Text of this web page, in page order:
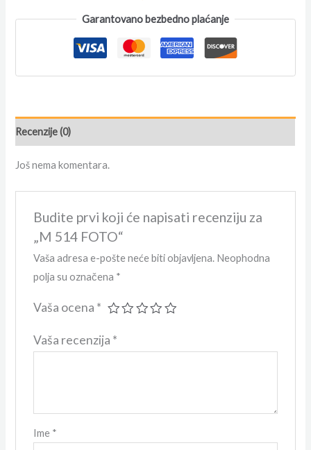
Garantovano bezbedno plaćanje
Recenzije (0)
Još nema komentara.
Budite prvi koji će napisati recenziju za
„M 514 FOTO“
Vaša adresa e-pošte neće biti objavljena. Neophodna
polja su označena *
Vaša ocena *
Vaša recenzija *
Ime *